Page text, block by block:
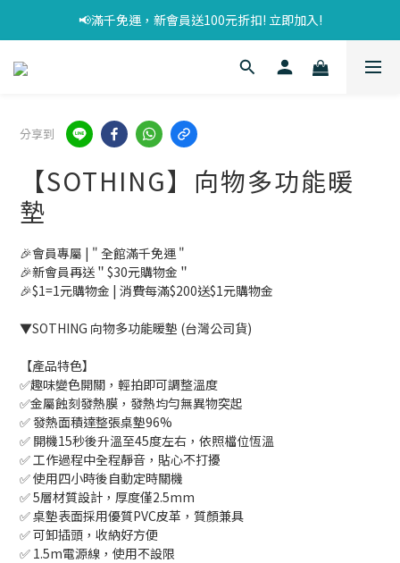
📢滿千免運，新會員送100元折扣! 立即加入!
分享到
【SOTHING】向物多功能暖
墊
🎉會員專屬 | " 全館滿千免運 "
🎉新會員再送＂$30元購物金＂
🎉$1=1元購物金 | 消費每滿$200送$1元購物金
▼SOTHING 向物多功能暖墊 (台灣公司貨)
【產品特色】
✅趣味變色開關，輕拍即可調整溫度
✅金屬蝕刻發熱膜，發熱均勻無異物突起
✅ 發熱面積達整張桌墊96%
✅ 開機15秒後升溫至45度左右，依照檔位恆溫
✅ 工作過程中全程靜音，貼心不打擾
✅ 使用四小時後自動定時關機
✅ 5層材質設計，厚度僅2.5mm
✅ 桌墊表面採用優質PVC皮革，質顏兼具
✅ 可卸插頭，收納好方便
✅ 1.5m電源線，使用不設限